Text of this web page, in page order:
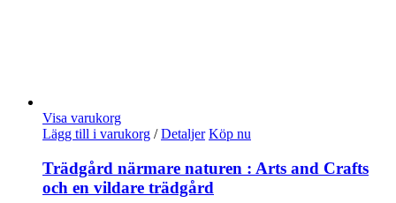
Visa varukorg
Lägg till i varukorg / Detaljer Köp nu
Trädgård närmare naturen : Arts and Crafts
och en vildare trädgård